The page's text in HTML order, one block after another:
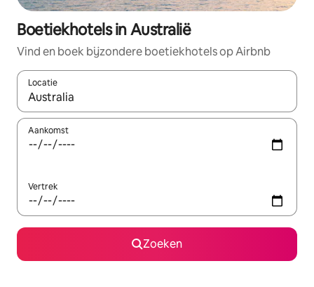
Boetiekhotels in Australië
Vind en boek bijzondere boetiekhotels op Airbnb
Locatie
Wanneer er suggesties beschikbaar zijn, maak je een keuze
Aankomst
Vertrek
Zoeken